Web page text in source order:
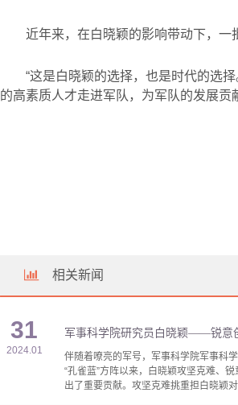
近年来，在白晓颖的影响带动下，一
“这是白晓颖的选择，也是时代的选
的高素质人才走进军队，为军队的发展贡
相关新闻
31
2024.01
军事科学院研究员白晓颖——锐意
伴随着嘹亮的军号，军事科学院军事科
“孔雀蓝”方阵以来，白晓颖攻坚克难、
出了重要贡献。攻坚克难挑重担白晓颖